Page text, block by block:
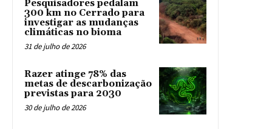
Pesquisadores pedalam
300 km no Cerrado para
investigar as mudanças
climáticas no bioma
31 de julho de 2026
Razer atinge 78% das
metas de descarbonização
previstas para 2030
30 de julho de 2026